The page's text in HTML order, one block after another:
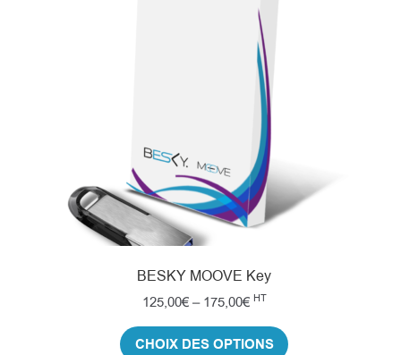
BESKY MOOVE Key
125,00€– 175,00€ HT
CHOIX DES OPTIONS